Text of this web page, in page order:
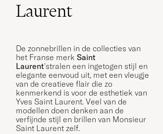
Laurent
De zonnebrillen in de collecties van
het Franse merk Saint
Laurent'stralen een ingetogen stijl en
elegante eenvoud uit, met een vleugje
van de creatieve flair die zo
kenmerkend is voor de esthetiek van
Yves Saint Laurent. Veel van de
modellen doen denken aan de
verfijnde stijl en brillen van Monsieur
Saint Laurent zelf.